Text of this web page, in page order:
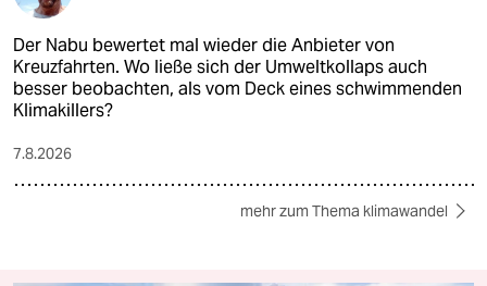
Der Nabu bewertet mal wieder die Anbieter von
Kreuzfahrten. Wo ließe sich der Umweltkollaps auch
besser beobachten, als vom Deck eines schwimmenden
Klimakillers?
7.8.2026
mehr zum Thema klimawandel